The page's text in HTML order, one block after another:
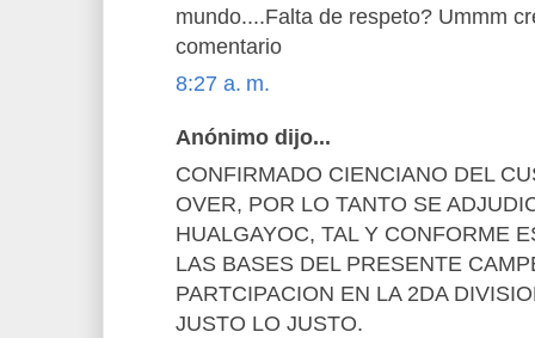
mundo....Falta de respeto? Ummm
comentario
8:27 a. m.
Anónimo dijo...
CONFIRMADO CIENCIANO DEL
OVER, POR LO TANTO SE
HUALGAYOC, TAL Y CONFORME
LAS BASES DEL PRESENTE
PARTCIPACION EN LA 2DA
JUSTO LO JUSTO.